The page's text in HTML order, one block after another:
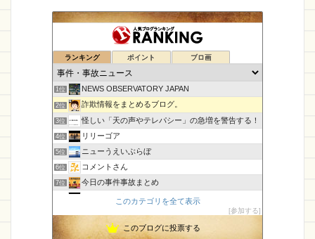
ランキング ポイント ブロ画
1位 NEWS OBSERVATORY JAPAN
2位 詐欺情報をまとめるブログ。
3位 怪しい「天の声やテレパシー」の急増を警告する！
4位 リリーゴア
5位 ニューうえいぶらぼ
6位 コメントさん
7位 今日の事件事故まとめ
CamTalk〜生活情報サイト
9位
10位 【国内・海外】ニュースまとめ【芸能・科学・エトセトラ】
このカテゴリを全て表示
参加する
このブログに投票する